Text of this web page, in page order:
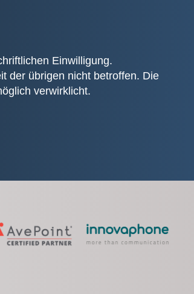
Einwilligung.
der übrigen nicht betroffen. Die
verwirklicht.